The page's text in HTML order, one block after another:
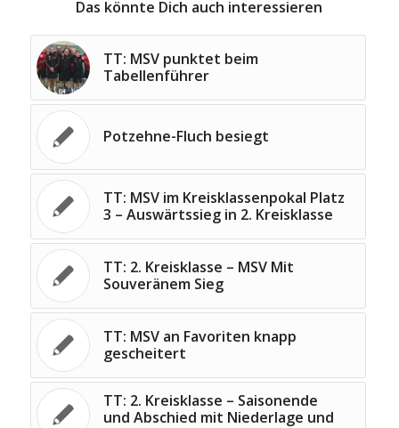
Das könnte Dich auch interessieren
TT: MSV punktet beim
Tabellenführer
Potzehne-Fluch besiegt
TT: MSV im Kreisklassenpokal Platz
3 – Auswärtssieg in 2. Kreisklasse
TT: 2. Kreisklasse – MSV Mit
Souveränem Sieg
TT: MSV an Favoriten knapp
gescheitert
TT: 2. Kreisklasse – Saisonende
und Abschied mit Niederlage und